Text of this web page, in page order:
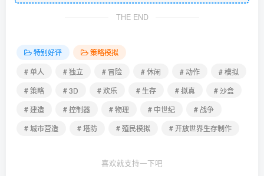
THE END
特别好评
策略模拟
# 单人
# 独立 # 冒险 # 休闲 # 动作
# 模拟
# 策略
# 3D # 欢乐 # 生存 # 拟真
# 沙盒
# 建造
# 控制器 # 物理 # 中世纪
# 战争
# 城市营造
# 塔防 # 殖民模拟 # 开放世界生存制作
喜欢就支持一下吧